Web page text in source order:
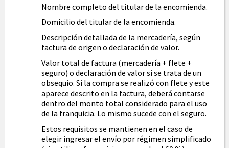
Nombre completo del titular de la encomienda.
Domicilio del titular de la encomienda.
Descripción detallada de la mercadería, según
factura de origen o declaración de valor.
Valor total de factura (mercadería + flete +
seguro) o declaración de valor si se trata de un
obsequio. Si la compra se realizó con flete y este
aparece descrito en la factura, deberá contarse
dentro del monto total considerado para el uso
de la franquicia. Lo mismo sucede con el seguro.
Estos requisitos se mantienen en el caso de
elegir ingresar el envío por régimen simplificado